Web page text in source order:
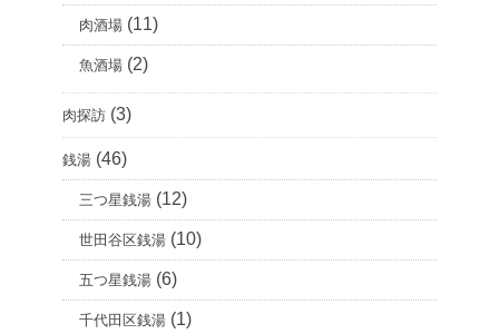
肉酒場 (11)
魚酒場 (2)
肉探訪 (3)
銭湯 (46)
三つ星銭湯 (12)
世田谷区銭湯 (10)
五つ星銭湯 (6)
千代田区銭湯 (1)